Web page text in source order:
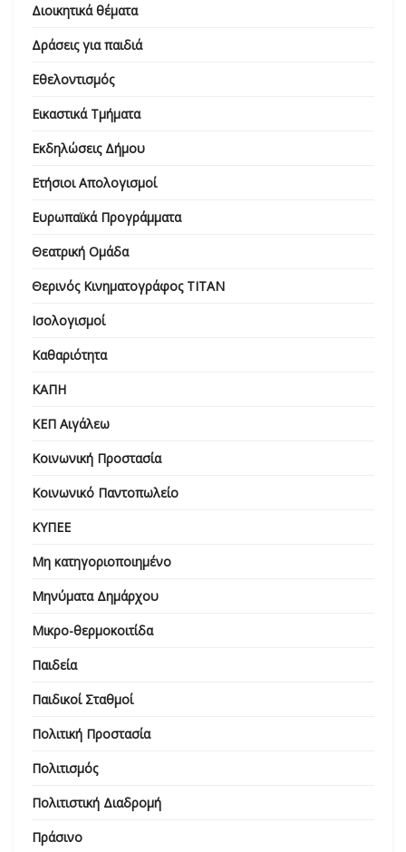
Διοικητικά θέματα
Δράσεις για παιδιά
Εθελοντισμός
Εικαστικά Τμήματα
Εκδηλώσεις Δήμου
Ετήσιοι Απολογισμοί
Ευρωπαϊκά Προγράμματα
Θεατρική Ομάδα
Θερινός Κινηματογράφος ΤΙΤΑΝ
Ισολογισμοί
Καθαριότητα
ΚΑΠΗ
ΚΕΠ Αιγάλεω
Κοινωνική Προστασία
Κοινωνικό Παντοπωλείο
ΚΥΠΕΕ
Μη κατηγοριοποιημένο
Μηνύματα Δημάρχου
Μικρο-θερμοκοιτίδα
Παιδεία
Παιδικοί Σταθμοί
Πολιτική Προστασία
Πολιτισμός
Πολιτιστική Διαδρομή
Πράσινο